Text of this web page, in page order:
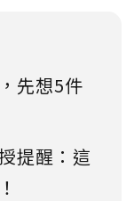
先想5件
提醒：這